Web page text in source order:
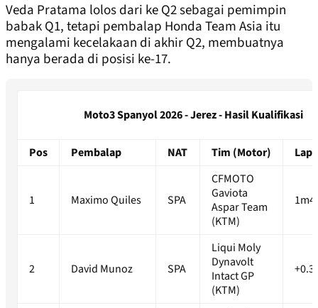
Veda Pratama lolos dari ke Q2 sebagai pemimpin
babak Q1, tetapi pembalap Honda Team Asia itu
mengalami kecelakaan di akhir Q2, membuatnya
hanya berada di posisi ke-17.
Moto3 Spanyol 2026 - Jerez - Hasil Kualifikasi
Pos Pembalap NAT Tim (Motor)
1 Maximo Quiles SPA
CFMOTO
Gaviota
Aspar Team
(KTM)
2 David Munoz SPA
Liqui Moly
Dynavolt
Intact GP
(KTM)